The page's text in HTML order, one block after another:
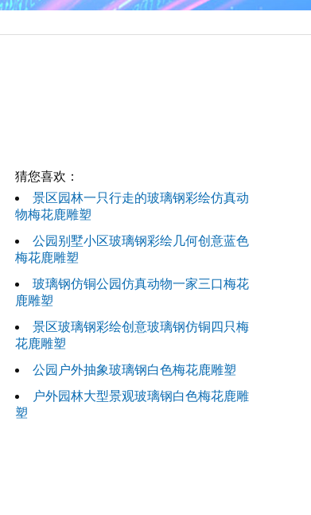
猜您喜欢：
景区园林一只行走的玻璃钢彩绘仿真动
物梅花鹿雕塑
公园别墅小区玻璃钢彩绘几何创意蓝色
梅花鹿雕塑
玻璃钢仿铜公园仿真动物一家三口梅花
鹿雕塑
景区玻璃钢彩绘创意玻璃钢仿铜四只梅
花鹿雕塑
公园户外抽象玻璃钢白色梅花鹿雕塑
户外园林大型景观玻璃钢白色梅花鹿雕
塑